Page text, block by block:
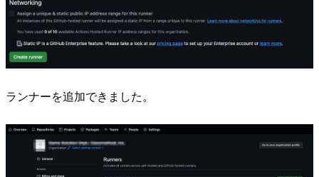
ランナーを追加できました。